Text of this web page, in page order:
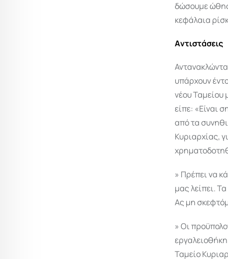
δώσουμε
κεφάλαια
Aντιστάσεις
υπάρχουν
νέου Ταμείου
είπε: «Είναι
από τα
Κυριαρχίας,
» Πρέπει να
μας λείπει.
Ας μη
» Οι
Ταμείο